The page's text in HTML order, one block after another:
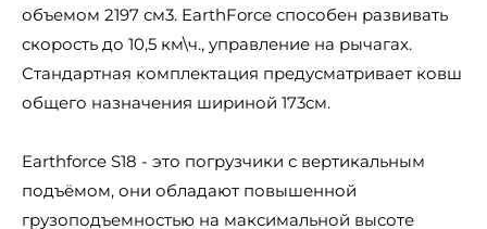
объемом 2197 см3. EarthForce способен развивать
скорость до 10,5 км\ч., управление на рычагах.
Стандартная комплектация предусматривает ковш
общего назначения шириной 173cм.
Earthforce S18 - это погрузчики с вертикальным
подъёмом, они обладают повышенной
грузоподъемностью на максимальной высоте